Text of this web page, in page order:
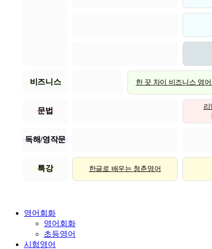
비즈니스 한 끗 차이 비즈니스 영
문법
리
독해/영작문
특강 한글로 배우는 청춘영어
영어회화
영어회화
초등영어
시험영어